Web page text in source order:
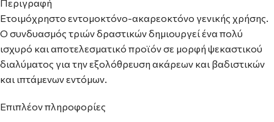
Περιγραφή
Ετοιμόχρηστο εντομοκτόνο-ακαρεοκτόνο γενικής χρήσης.
Ο συνδυασμός τριών δραστικών δημιουργεί ένα πολύ
ισχυρό και αποτελεσματικό προϊόν σε μορφή ψεκαστικού
διαλύματος για την εξολόθρευση ακάρεων και βαδιστικών
και ιπτάμενων εντόμων.
Επιπλέον πληροφορίες